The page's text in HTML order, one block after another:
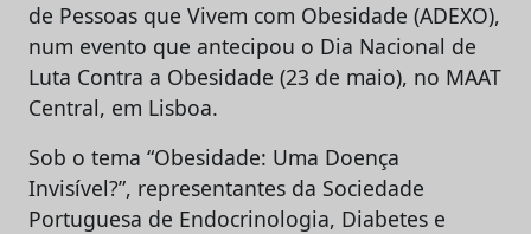
de Pessoas que Vivem com Obesidade (ADEXO),
num evento que antecipou o Dia Nacional de
Luta Contra a Obesidade (23 de maio), no MAAT
Central, em Lisboa.
Sob o tema “Obesidade: Uma Doença
Invisível?”, representantes da Sociedade
Portuguesa de Endocrinologia, Diabetes e